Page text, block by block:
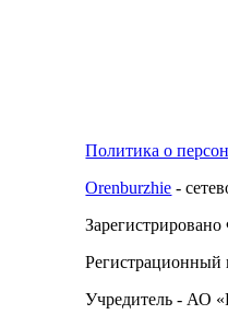
Политика о
Orenburzhie -
Учредитель - АО